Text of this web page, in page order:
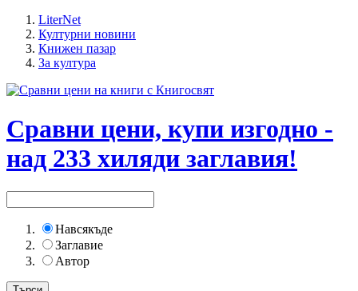
LiterNet
Културни новини
Книжен пазар
За култура
Сравни цени, купи изгодно -
над 233 хиляди заглавия!
Навсякъде
Заглавие
Автор